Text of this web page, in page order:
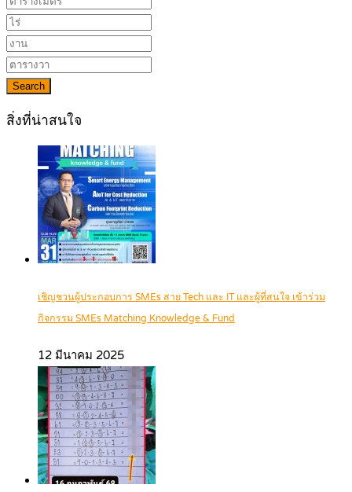
Search
สิ่งที่น่าสนใจ
เชิญชวนผู้ประกอบการ SMEs สาย Tech และ IT และผู้ที่สนใจ เข้าร่วม
กิจกรรม SMEs Matching Knowledge & Fund
12 มีนาคม 2025